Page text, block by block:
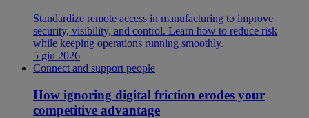
Standardize remote access in manufacturing to improve
security, visibility, and control. Learn how to reduce risk
while keeping operations running smoothly.
5 giu 2026
Connect and support people
How ignoring digital friction erodes your
competitive advantage